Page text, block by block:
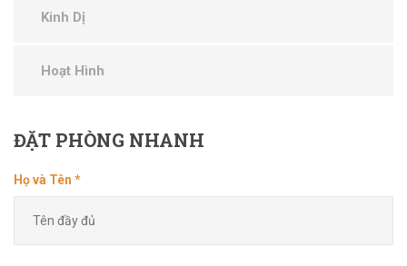
Kinh Dị
Hoạt Hình
ĐẶTPHÒNG NHANH
Họ và Tên *